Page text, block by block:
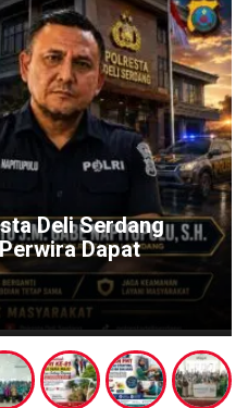
Deli Serdang
Dapat